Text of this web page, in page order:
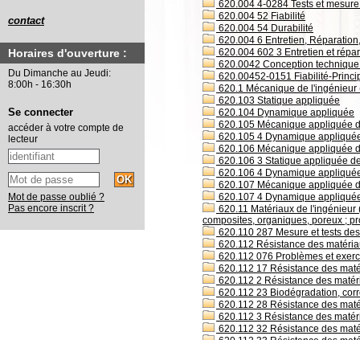
620.004 4-0284 Tests et
620.004 52 Fiabilité
620.004 54 Durabilité
620.004 6 Entretien,
620.004 602 3 Entretien et
620.0042 Conception
620.00452-0151 Fiabilité-
620.1 Mécanique de
620.103 Statique appliquée
620.104 Dynamique appliquée
620.105 Mécanique appliquée
620.105 4 Dynamique
620.106 Mécanique appliquée
620.106 3 Statique appliquée
620.106 4 Dynamique
620.107 Mécanique appliquée
620.107 4 Dynamique
620.11 Matériaux de
composites, organiques, poreux ;
620.110 287 Mesure et tests
620.112 Résistance des
620.112 076 Problèmes et
620.112 17 Résistance des
620.112 2 Résistance des
620.112 23 Biodégradation,
620.112 28 Résistance des
620.112 3 Résistance des
620.112 32 Résistance des
contact
Horaires d'ouverture :
Du Dimanche au Jeudi:
8:00h - 16:30h
Se connecter
accéder à votre compte de
lecteur
Mot de passe oublié ?
Pas encore inscrit ?